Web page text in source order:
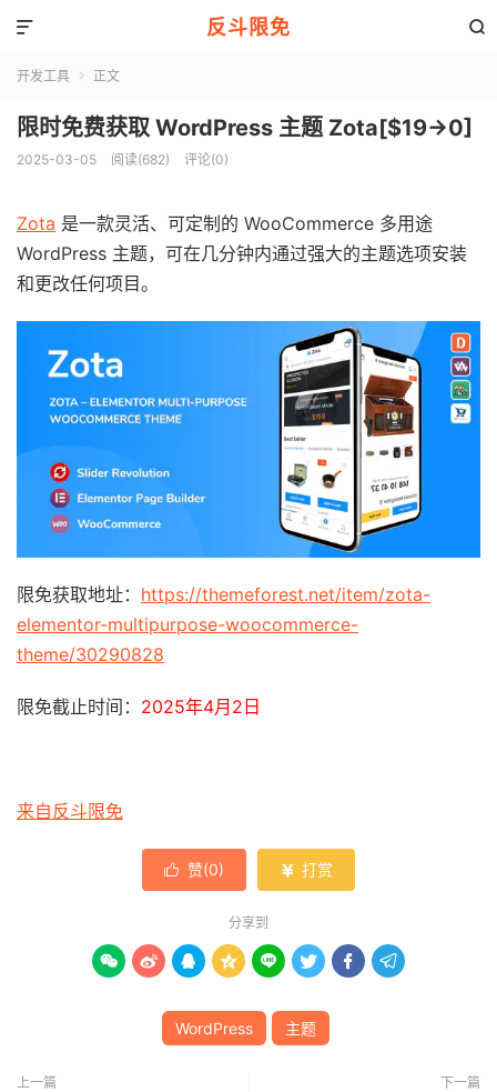
反斗限免 

开发工具  正文
限时免费获取 WordPress 主题 Zota[$19→0]
2025-03-05 阅读(682) 评论(0)
Zota 是一款灵活、可定制的 WooCommerce 多用途
WordPress 主题，可在几分钟内通过强大的主题选项安装
和更改任何项目。
限免获取地址： https://themeforest.net/item/zota-
elementor-multipurpose-woocommerce-
theme/30290828
限免截止时间： 2025年4月2日
来自反斗限免
 赞(0)  打赏
分享到
       
WordPress 主题
上一篇 下一篇